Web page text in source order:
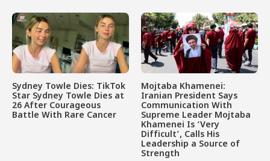
Sydney Towle Dies: TikTok
Star Sydney Towle Dies at
26 After Courageous
Battle With Rare Cancer
Mojtaba Khamenei:
Iranian President Says
Communication With
Supreme Leader Mojtaba
Khamenei Is ‘Very
Difficult’, Calls His
Leadership a Source of
Strength